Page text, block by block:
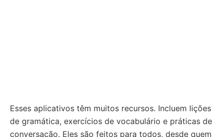
Esses aplicativos têm muitos recursos. Incluem lições
de gramática, exercícios de vocabulário e práticas de
conversação. Eles são feitos para todos, desde quem